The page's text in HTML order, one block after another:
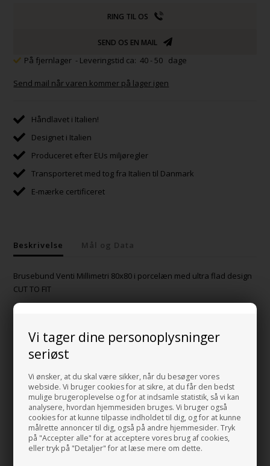
Vi tager dine personoplysninger
seriøst
Vi ønsker, at du skal være sikker, når du besøger vores
webside. Vi bruger cookies for at sikre, at du får den bedst
mulige brugeroplevelse og for at indsamle statistik, så vi kan
analysere, hvordan hjemmesiden bruges. Vi bruger også
cookies for at kunne tilpasse indholdet til dig, og for at kunne
målrette annoncer til dig, også på andre hjemmesider. Tryk
på "Accepter alle" for at acceptere vores brug af cookies,
eller tryk på "Detaljer" for at læse mere om dette.
RING TIL OS
SEND OS EN MAIL
På fjernlager - Leveringstid ca: 40 - 50 dage
Send mail når varen kommer på lager igen
Håndlavet i Italien!
Designet i Italien
Produceret efter EUs miljøregler
Transporteret med tog fra Italien til Danmark
E-mærke certificeret
Beskrivelse Mål og Data
Brusebund Venti Millimetri 80x80 i porcelæn med ultra flad design
CUT TO FIT
ønsker, helt nede fra 60x60 cm og op til 200x100 cm.
overkanten på gulvfliserne.
Et elegant brusebund fra Italien, smukt designet og i super god
kvalitet hvor man har tænkt sig ekstra god om.
Der er store fordele ved at installerer en brusebund i porcelæn i
forhold til at benyttes fliser. Hvilke? Fugerne i en bruse niche bliver